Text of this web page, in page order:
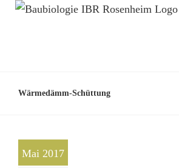
Wärmedämm-Schüttung
Mai 2017